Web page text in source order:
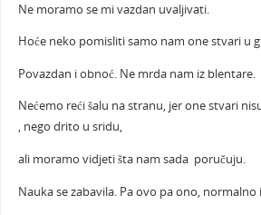
Ne moramo se mi vazdan uvaljivati.
Hoće neko pomisliti samo nam one stvari u
Povazdan i obnoć. Ne mrda nam iz blentare.
Nećemo reći šalu na stranu, jer one stvari
, nego drito u sridu,
ali moramo vidjeti šta nam sada poručuju.
Nauka se zabavila. Pa ovo pa ono,